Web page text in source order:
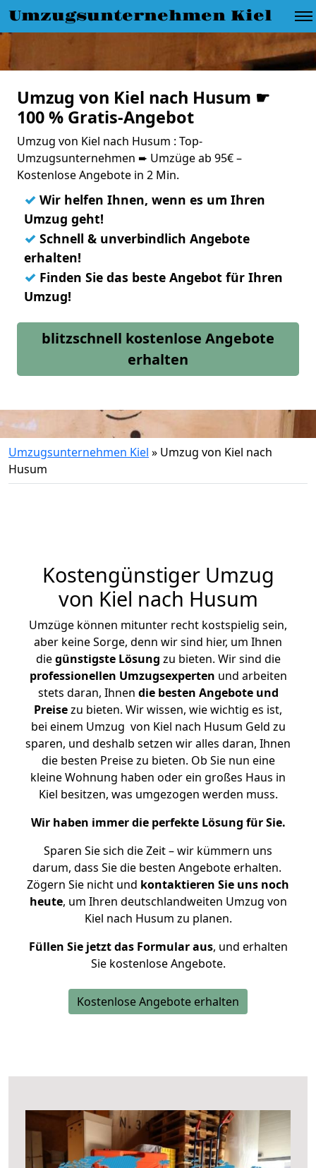
Umzugsunternehmen Kiel
Umzug von Kiel nach Husum ☛
100 % Gratis-Angebot
Umzug von Kiel nach Husum : Top-
Umzugsunternehmen ➨ Umzüge ab 95€ –
Kostenlose Angebote in 2 Min.
✓ Wir helfen Ihnen, wenn es um Ihren
Umzug geht!
✓ Schnell & unverbindlich Angebote
erhalten!
✓ Finden Sie das beste Angebot für Ihren
Umzug!
blitzschnell kostenlose Angebote
erhalten
Umzugsunternehmen Kiel » Umzug von Kiel nach
Husum
Kostengünstiger Umzug
von Kiel nach Husum
Umzüge können mitunter recht kostspielig sein,
aber keine Sorge, denn wir sind hier, um Ihnen
diegünstigste Lösung zu bieten. Wir sind die
professionellen Umzugsexperten und arbeiten
stets daran, Ihnen die besten Angebote und
Preisezu bieten. Wir wissen, wie wichtig es ist,
bei einem Umzug von Kiel nach Husum Geld zu
sparen, und deshalb setzen wir alles daran, Ihnen
die besten Preise zu bieten. Ob Sie nun eine
kleine Wohnung haben oder ein großes Haus in
Kiel besitzen, was umgezogen werden muss.
Wir haben immer die perfekte Lösung für Sie.
Sparen Sie sich die Zeit – wir kümmern uns
darum, dass Sie die besten Angebote erhalten.
Zögern Sie nicht und kontaktieren Sie uns noch
heute, um Ihren deutschlandweiten Umzug von
Kiel nach Husum zu planen.
Füllen Sie jetzt das Formular aus, und erhalten
Sie kostenlose Angebote.
Kostenlose Angebote erhalten